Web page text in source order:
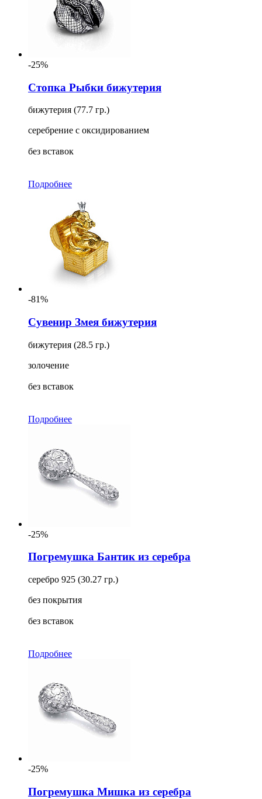
-25%
Стопка Рыбки бижутерия
бижутерия (77.7 гр.)
серебрение с оксидированием
без вставок
Подробнее
-81%
Сувенир Змея бижутерия
бижутерия (28.5 гр.)
золочение
без вставок
Подробнее
-25%
Погремушка Бантик из серебра
серебро 925 (30.27 гр.)
без покрытия
без вставок
Подробнее
-25%
Погремушка Мишка из серебра